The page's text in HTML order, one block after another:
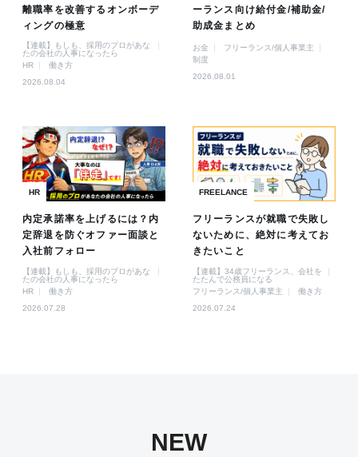
離職率を改善するオンボーデ
ィングの極意
【連載】もしも、採用のプロがあな
たの会社の人事になったら
HR
働き方
2026.08.04
ーランス向け給付金/補助金/
助成金まとめ
お金
フリーランス/個人事業主
制度
2026.08.01
HR
内定承諾率を上げるには？内
定辞退を防ぐオファー面談と
入社前フォロー
【連載】もしも、採用のプロがあな
たの会社の人事になったら
HR
働き方
2026.07.28
FREELANCE
フリーランスが就職で失敗し
ないために、絶対に考えてお
きたいこと
【連載】34歳フリーランス、会社を
たたんで公務員になる
フリーランス/個人事業主
働き方
2026.07.24
NEW